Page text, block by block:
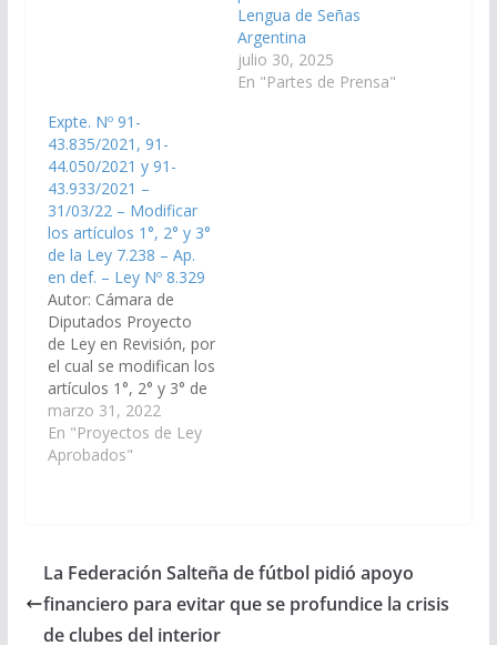
competencia
multifuero con asiento
en la ciudad de
Cafayate, en caso de
impedimento,
inhibición,…
Lengua de Señas
Argentina
julio 30, 2025
En "Partes de Prensa"
Expte. Nº 91-
43.835/2021, 91-
44.050/2021 y 91-
43.933/2021 –
31/03/22 – Modificar
los artículos 1°, 2° y 3°
de la Ley 7.238 – Ap.
en def. – Ley Nº 8.329
Autor: Cámara de
Diputados Proyecto
de Ley en Revisión, por
el cual se modifican los
artículos 1°, 2° y 3° de
la Ley 7.238. ( Expte.
N° 91-43.835/2021, 91-
44.050/2021 y 91-
del Trabajo y Régimen
en definitiva, el
04/08/2022 Poder
marzo 31, 2022
En "Proyectos de Ley
Aprobados"
La Federación Salteña de fútbol pidió apoyo
financiero para evitar que se profundice la crisis
de clubes del interior